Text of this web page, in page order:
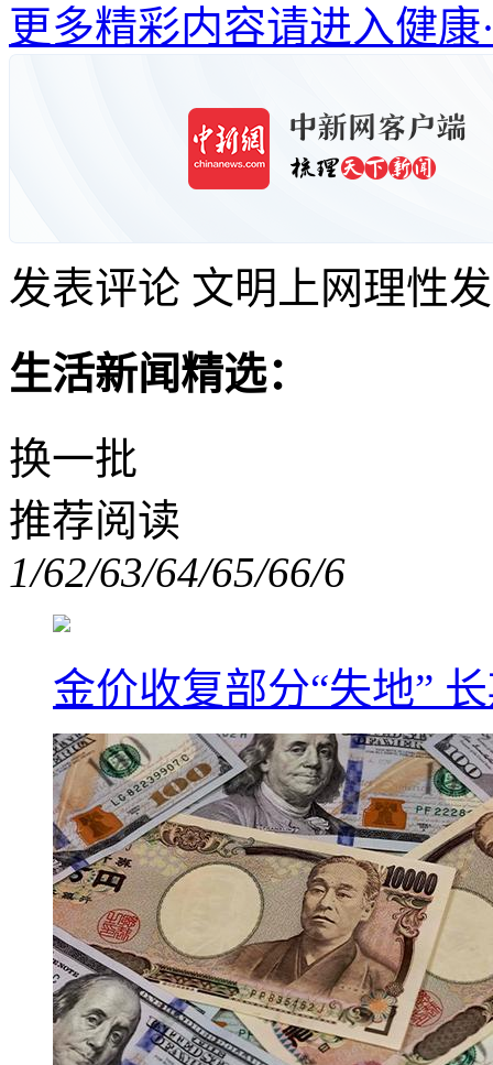
更多精彩内容请进入健康
发表评论 文明上网理性
生活新闻精选：
换一批
推荐阅读
1/62/63/64/65/66/6
金价收复部分“失地”